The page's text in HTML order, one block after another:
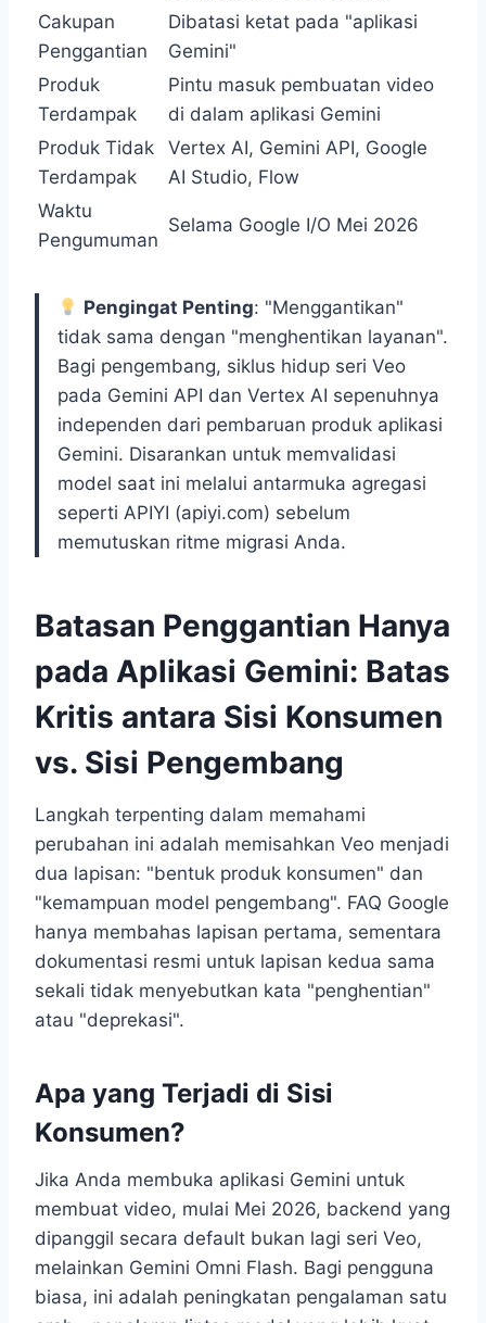
Cakupan
Penggantian
Dibatasi ketat pada "aplikasi
Gemini"
Produk
Terdampak
Pintu masuk pembuatan video
di dalam aplikasi Gemini
Produk Tidak
Terdampak
Vertex AI, Gemini API, Google
AI Studio, Flow
Waktu
Pengumuman
Selama Google I/O Mei 2026
Pengingat Penting: "Menggantikan"
tidak sama dengan "menghentikan layanan".
Bagi pengembang, siklus hidup seri Veo
pada Gemini API dan Vertex AI sepenuhnya
independen dari pembaruan produk aplikasi
Gemini. Disarankan untuk memvalidasi
model saat ini melalui antarmuka agregasi
seperti APIYI (apiyi.com) sebelum
memutuskan ritme migrasi Anda.
Batasan Penggantian Hanya
pada Aplikasi Gemini: Batas
Kritis antara Sisi Konsumen
vs. Sisi Pengembang
Langkah terpenting dalam memahami
perubahan ini adalah memisahkan Veo menjadi
dua lapisan: "bentuk produk konsumen" dan
"kemampuan model pengembang". FAQ Google
hanya membahas lapisan pertama, sementara
dokumentasi resmi untuk lapisan kedua sama
sekali tidak menyebutkan kata "penghentian"
atau "deprekasi".
Apa yang Terjadi di Sisi
Konsumen?
Jika Anda membuka aplikasi Gemini untuk
membuat video, mulai Mei 2026, backend yang
dipanggil secara default bukan lagi seri Veo,
melainkan Gemini Omni Flash. Bagi pengguna
biasa, ini adalah peningkatan pengalaman satu